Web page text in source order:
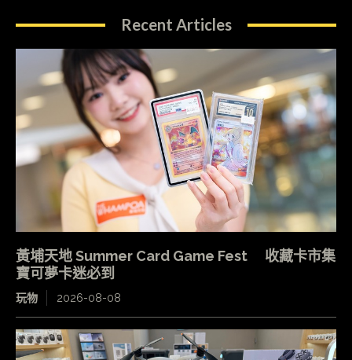
Recent Articles
黃埔天地 Summer Card Game Fest 收藏卡市集
寶可夢卡迷必到
玩物 2026-08-08